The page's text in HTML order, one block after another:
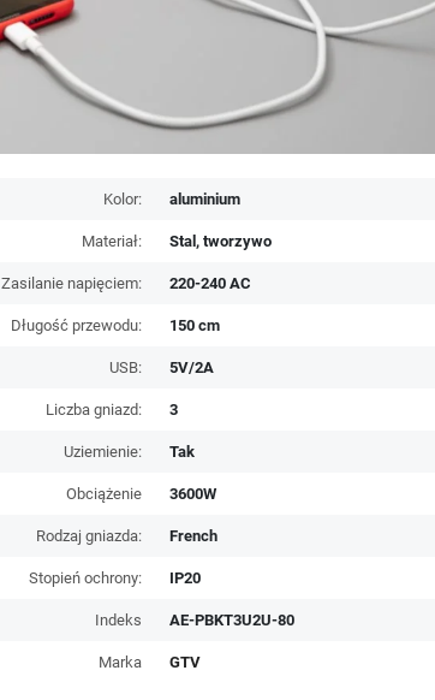
Kolor: aluminium
Materiał: Stal, tworzywo
Zasilanie napięciem: 220-240 AC
Długość przewodu: 150 cm
USB: 5V/2A
Liczba gniazd: 3
Uziemienie: Tak
Obciążenie 3600W
Rodzaj gniazda: French
Stopień ochrony: IP20
Indeks AE-PBKT3U2U-80
Marka GTV